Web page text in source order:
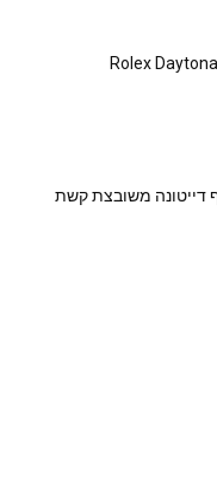
דייטונה משובצת קשת